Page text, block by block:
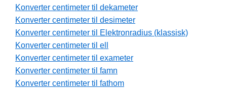
Konverter centimeter til dekameter
Konverter centimeter til desimeter
Konverter centimeter til Elektronradius (klassisk)
Konverter centimeter til ell
Konverter centimeter til exameter
Konverter centimeter til famn
Konverter centimeter til fathom